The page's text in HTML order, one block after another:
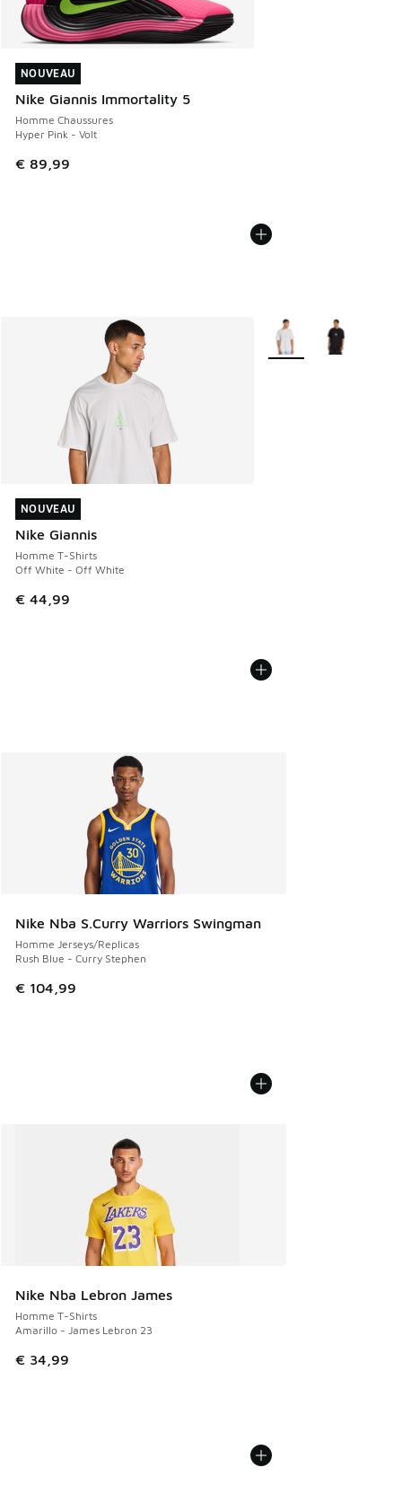
NOUVEAU
Nike Giannis Immortality 5
Homme Chaussures
Hyper Pink - Volt
€ 89,99
NOUVEAU
NOUVEAU
Nike Giannis
Homme T-Shirts
Off White - Off White
€ 44,99
NOUVEAU
Plus de couleurs
Nike Nba S.Curry Warriors Swingman
Homme Jerseys/Replicas
Rush Blue - Curry Stephen
€ 104,99
Nike Nba Lebron James
Homme T-Shirts
Amarillo - James Lebron 23
€ 34,99